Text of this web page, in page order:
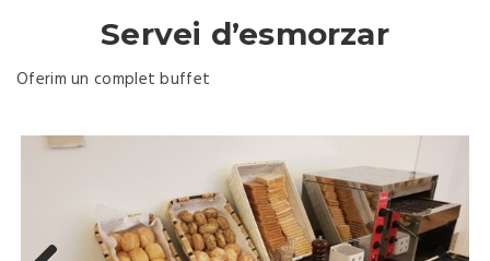
Servei d’esmorzar
Oferim un complet buffet